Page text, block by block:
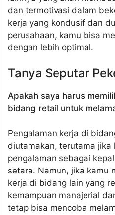
dan termotivasi dalam
kerja yang kondusif dan
perusahaan, kamu bisa
dengan lebih optimal.
Tanya Seputar
Apakah saya harus
bidang retail untuk
Pengalaman kerja di
diutamakan, terutama jika
pengalaman sebagai
setara. Namun, jika kamu
kerja di bidang lain yang
kemampuan manajerial
tetap bisa mencoba